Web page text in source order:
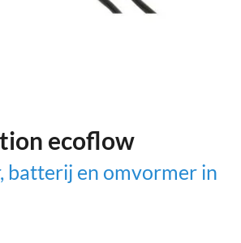
ecoflow
batterij en omvormer in